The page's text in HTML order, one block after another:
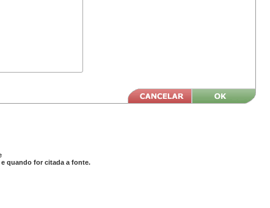
quando for citada a fonte.